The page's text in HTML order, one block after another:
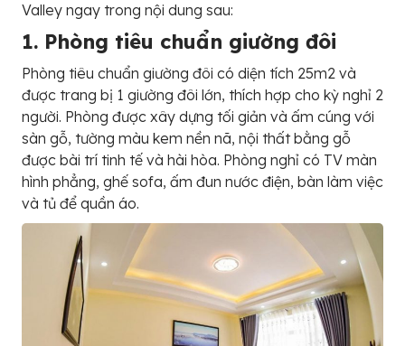
Valley ngay trong nội dung sau:
1. Phòng tiêu chuẩn giường đôi
Phòng tiêu chuẩn giường đôi có diện tích 25m2 và
được trang bị 1 giường đôi lớn, thích hợp cho kỳ nghỉ 2
người. Phòng được xây dựng tối giản và ấm cúng với
sàn gỗ, tường màu kem nền nã, nội thất bằng gỗ
được bài trí tinh tế và hài hòa. Phòng nghỉ có TV màn
hình phẳng, ghế sofa, ấm đun nước điện, bàn làm việc
và tủ để quần áo.